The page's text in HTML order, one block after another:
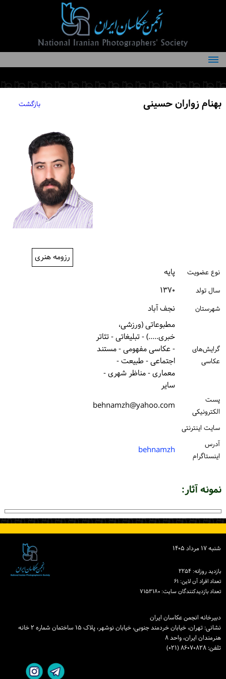
درباره انجمن
کمیته‌های انجمن
اعضاء انجمنبهنام زواران حسینی بازگشت
رزومه هنری
نوع عضویت پایه
سال تولد ۱۳۷۰
شهرستان نجف آباد
گرایش‌های
عکاسی
مطبوعاتی (ورزشی،
خبری.....) - تبلیغاتی - تئاتر
- عکاسی مفهومی - مستند
اجتماعی - طبیعت -
معماری - مناظر شهری -
سایر
پست
الكترونیكی
behnamzh@yahoo.com
سایت اینترنتی
آدرس
اینستاگرام
behnamzh
نمونه آثار:
شنبه ۱۷ مرداد ۱۴۰۵
بازدید روزانه: ۲۲۵۴
تعداد افراد آن لاین: ۶۱
تعداد بازدیدكنندگان سایت: ۷۱۵۳۱۸۰
دبیرخانه انجمن عکاسان ایران
نشانی: تهران، خیابان خردمند جنوبی، خیابان نوشهر، پلاک ۱۵ ساختمان شماره ۲ خانه
هنرمندان ایران، واحد ۸
تلفن: ۸۶۰۷۰۸۲۸ (۰۲۱)